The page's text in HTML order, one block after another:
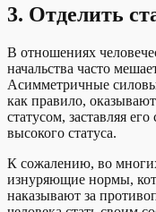
3. Отделить
В отношениях
начальства часто
Асимметричные
как правило,
статусом, заставляя
высокого статуса.
К сожалению, во
изнуряющие нормы,
наказывают за